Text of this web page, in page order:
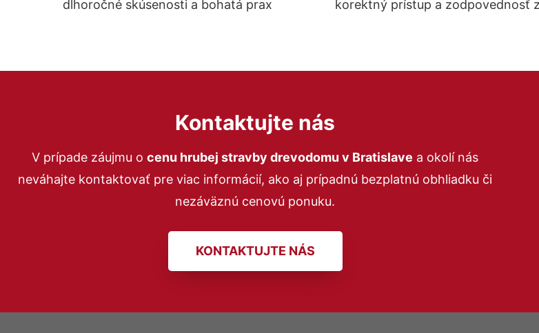
dlhoročné skúsenosti a bohatá prax korektný prístup a zodpovednosť
Kontaktujte nás
V prípade záujmu o cenu hrubej stravby drevodomu v Bratislave a okolínás
neváhajte kontaktovať pre viac informácií, ako aj prípadnú bezplatnú obhliadku či
nezáväznú cenovú ponuku.
KONTAKTUJTE NÁS